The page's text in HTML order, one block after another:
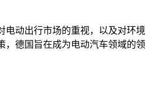
电动出行市场的重视，以及对环境
，德国旨在成为电动汽车领域的领